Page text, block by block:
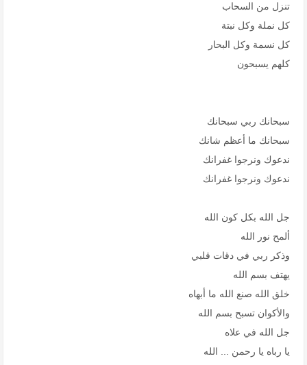
تنزل من السحاب
كل نملة وكل نبتة
كل نسمة وكل البحار
كلهم يسبحون
سبحانك ربي سبحانك
سبحانك ما أعظم شانك
ندعوك ونرجوا غفرانك
ندعوك ونرجوا غفرانك
جل الله بكل كون الله
ألمح نور الله
وذكر ربي في دقات قلبي
يهتف بسم الله
خلق الله صنع الله ما أبهاه
والأكوان تسبح بسم الله
جل الله في علاه
يا رباه يا رحمن ... الله